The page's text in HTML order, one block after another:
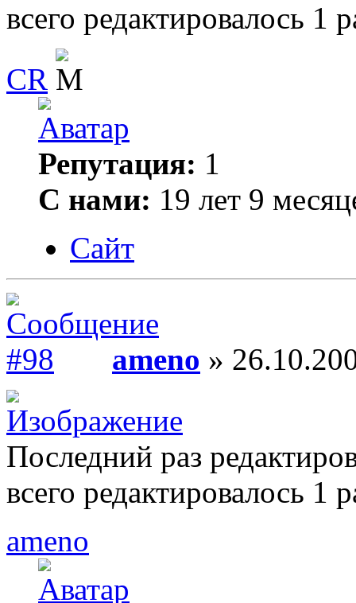
всего редактировалось 1
CR
Репутация: 1
С нами: 19 лет 9
Сайт
ameno »
Последний раз
всего редактировалось 1
ameno